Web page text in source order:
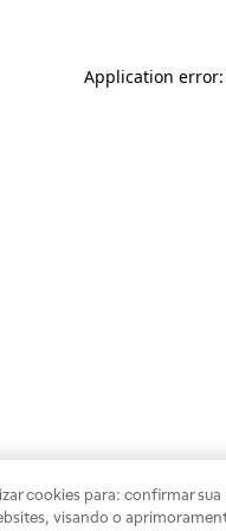
Application
cookies para: confirmar
visando o